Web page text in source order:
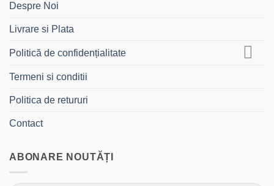
Despre Noi
Livrare si Plata
Politică de confidențialitate
Termeni si conditii
Politica de retururi
Contact
ABONARE NOUTĂȚI